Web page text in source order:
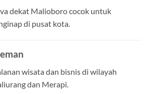
dekat Malioboro cocok untuk
di pusat kota.
wisata dan bisnis di wilayah
dan Merapi.